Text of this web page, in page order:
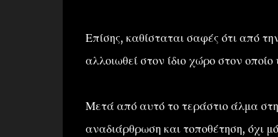
Επίσης, καθίσταται σαφές ότι από
αλλοιωθεί στον ίδιο χώρο στον
Μετά από αυτό το τεράστιο άλμα
αναδιάρθρωση και τοποθέτηση, όχι